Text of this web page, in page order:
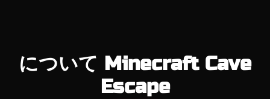
について Minecraft Cave
Escape